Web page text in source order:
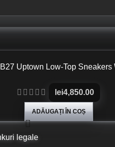
Uptown Low-Top Sneakers
lei4,850.00
ADĂUGAȚI ÎN COȘ
legale